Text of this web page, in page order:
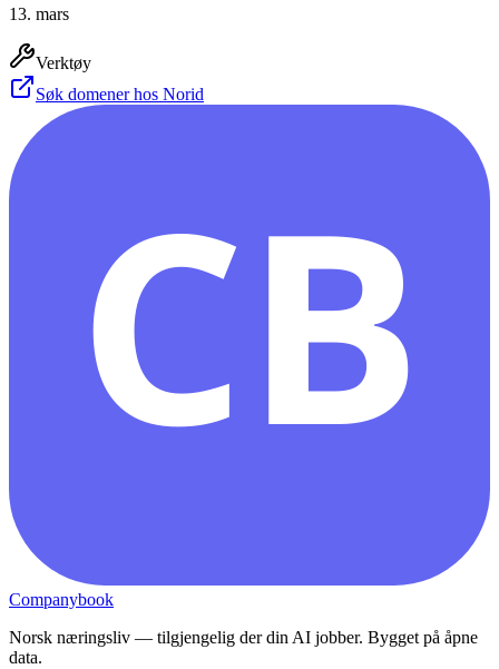
13. mars
Verktøy
Søk domener hos Norid
CB
Companybook
Norsk næringsliv — tilgjengelig der din AI jobber. Bygget på åpne
data.